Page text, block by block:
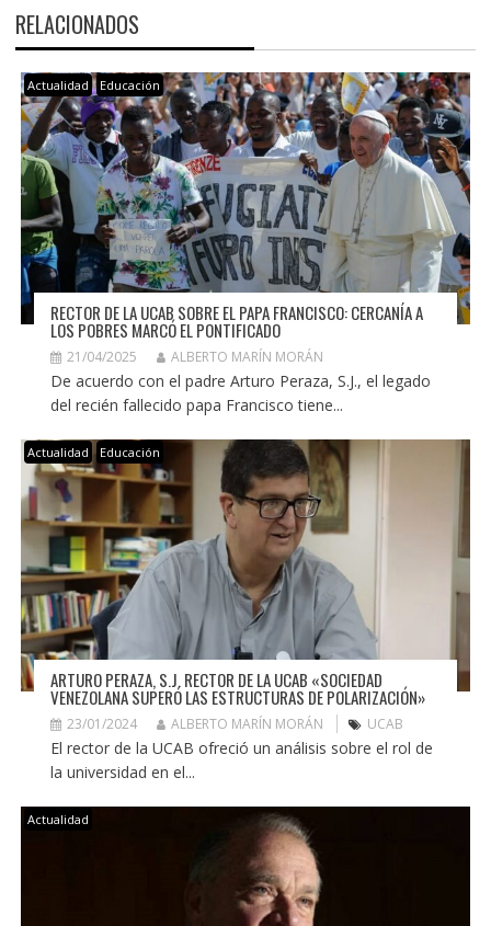
RELACIONADOS
Actualidad Educación
RECTOR DE LA UCAB SOBRE EL PAPA FRANCISCO: CERCANÍA A
LOS POBRES MARCÓ EL PONTIFICADO
21/04/2025 ALBERTO MARÍN MORÁN
De acuerdo con el padre Arturo Peraza, S.J., el legado
del recién fallecido papa Francisco tiene...
Actualidad Educación
ARTURO PERAZA, S.J. RECTOR DE LA UCAB «SOCIEDAD
VENEZOLANA SUPERÓ LAS ESTRUCTURAS DE POLARIZACIÓN»
23/01/2024 ALBERTO MARÍN MORÁN UCAB
El rector de la UCAB ofreció un análisis sobre el rol de
la universidad en el...
Actualidad